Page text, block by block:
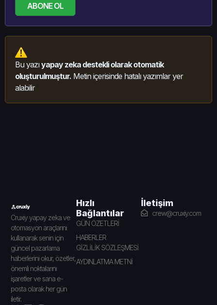
ABONE OL
Bu yazıyapay zeka destekli olarak otomatik
oluşturulmuştur. Metin içerisinde hatalı yazımlar yer
alabilir
Cruxiy yapay zeka ve
otomasyon araçlarını
kullanarak senin için
güncel pazarlama
haberlerini okur, özetler,
önemli noktalarını
işaretler ve sana e-
posta olarak her gün
iletir.
Hızlı
Bağlantılar
GÜN ÖZETLERİ
HABERLER
GİZLİLİK SÖZLEŞMESİ
AYDINLATMA METNİ
İletişim
crew@cruxiy.com